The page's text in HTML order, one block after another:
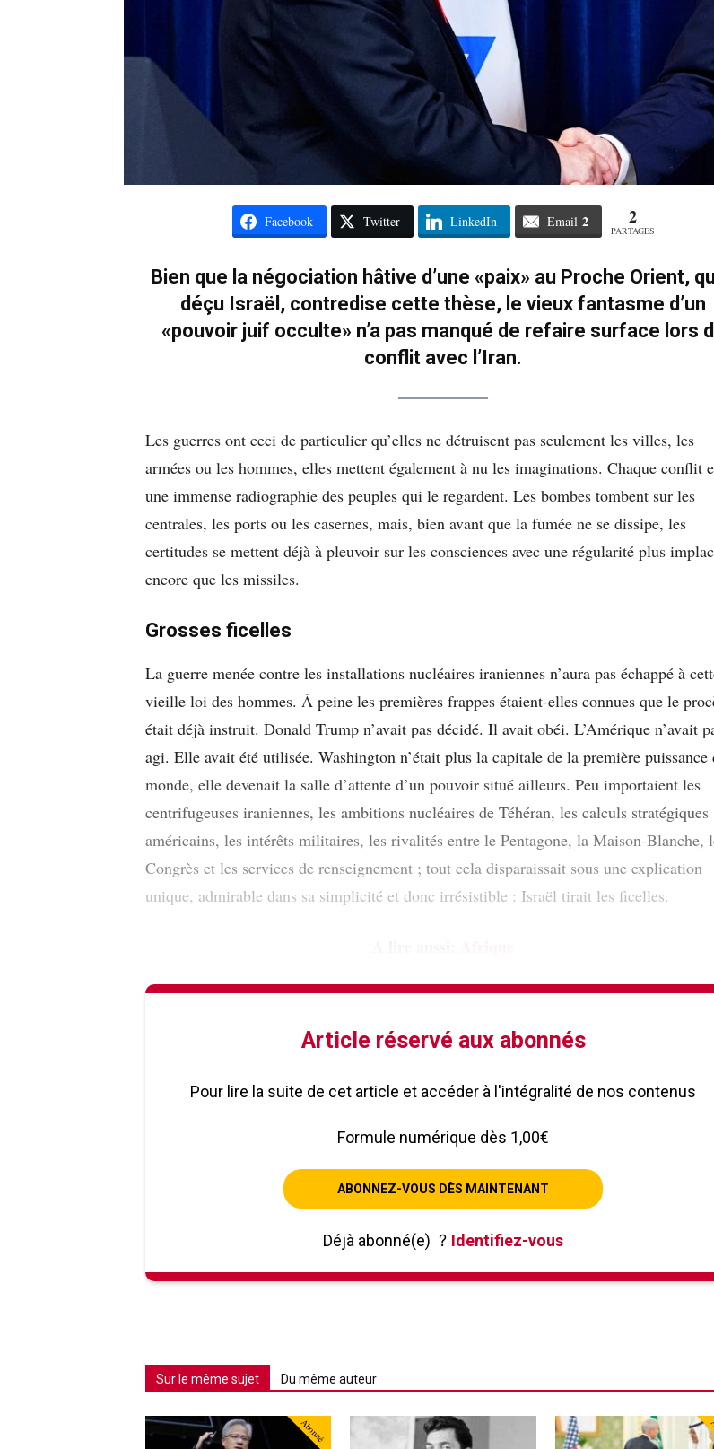
Facebook Twitter LinkedIn Email 2 2
PARTAGES
Bien que la négociation hâtive d’une «paix» au Proche Orient,
déçu Israël, contredise cette thèse, le vieux fantasme d’un
«pouvoir juif occulte» n’a pas manqué de refaire surface lors
conflit avec l’Iran.
Les guerres ont ceci de particulier qu’elles ne détruisent pas seulement les villes, les
armées ou les hommes, elles mettent également à nu les imaginations. Chaque conflit
une immense radiographie des peuples qui le regardent. Les bombes tombent sur les
centrales, les ports ou les casernes, mais, bien avant que la fumée ne se dissipe, les
certitudes se mettent déjà à pleuvoir sur les consciences avec une régularité plus
encore que les missiles.
Grosses ficelles
La guerre menée contre les installations nucléaires iraniennes n’aura pas échappé à
vieille loi des hommes. À peine les premières frappes étaient-elles connues que le
était déjà instruit. Donald Trump n’avait pas décidé. Il avait obéi. L’Amérique n’avait
agi. Elle avait été utilisée. Washington n’était plus la capitale de la première puissance
monde, elle devenait la salle d’attente d’un pouvoir situé ailleurs. Peu importaient les
centrifugeuses iraniennes, les ambitions nucléaires de Téhéran, les calculs stratégiques
américains, les intérêts militaires, les rivalités entre le Pentagone, la Maison-Blanche,
Congrès et les services de renseignement ; tout cela disparaissait sous une explication
unique, admirable dans sa simplicité et donc irrésistible : Israël tirait les ficelles.
Article réservé aux abonnés
Pour lire la suite de cet article et accéder à l'intégralité de nos contenus
Formule numérique dès 1,00€
ABONNEZ-VOUS DÈS MAINTENANT
Déjà abonné(e) ? Identifiez-vous
Sur le même sujet Du même auteur
Abonné